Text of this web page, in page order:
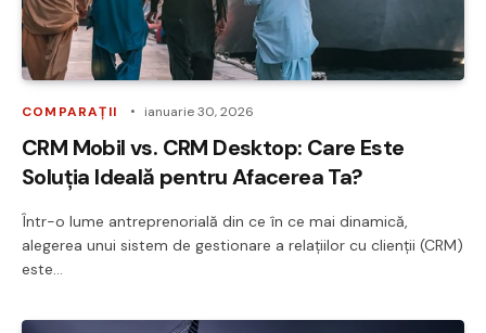
COMPARAȚII ianuarie 30, 2026
CRM Mobil vs. CRM Desktop: Care Este
Soluția Ideală pentru Afacerea Ta?
Într-o lume antreprenorială din ce în ce mai dinamică,
alegerea unui sistem de gestionare a relațiilor cu clienții (CRM)
este…